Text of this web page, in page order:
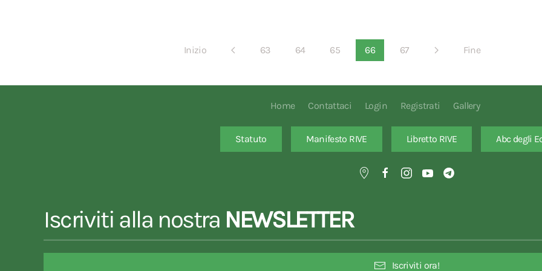
Inizio 63 64 65 66 67 Fine
Home Contattaci Login Registrati Gallery
Statuto Manifesto RIVE Libretto RIVE Abc degli
Iscriviti alla nostra NEWSLETTER
Iscriviti ora!